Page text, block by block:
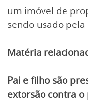
um imóvel de
sendo usado
Matéria
Pai e filho são
extorsão contra